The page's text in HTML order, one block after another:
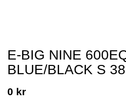
E-BIG NINE
BLUE/BLACK S
0 kr